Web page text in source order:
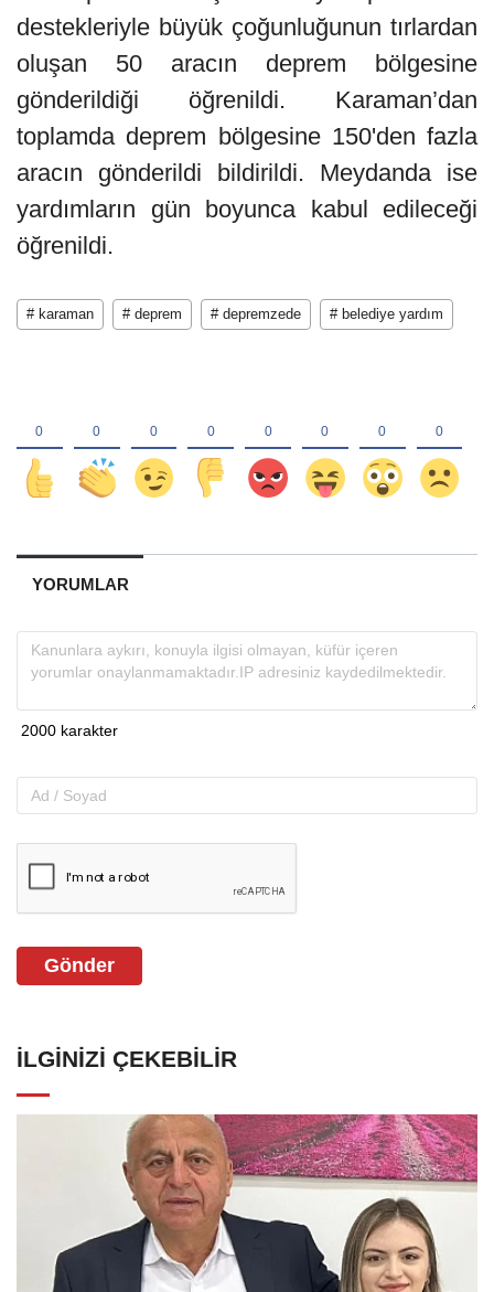
destekleriyle büyük çoğunluğunun tırlardan
oluşan 50 aracın deprem bölgesine
gönderildiği öğrenildi. Karaman’dan
toplamda deprem bölgesine 150'den fazla
aracın gönderildi bildirildi. Meydanda ise
yardımların gün boyunca kabul edileceği
öğrenildi.
# karaman # deprem # depremzede # belediye yardım
YORUMLAR
Gönder
İLGINIZI ÇEKEBILIR